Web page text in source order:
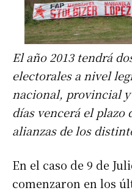
El año 2013 tendrá
electorales a nivel
nacional, provincial
días vencerá el
alianzas de los
En el caso de 9 de
comenzaron en los